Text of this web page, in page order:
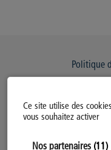
Ce site utilise des
vous souhaitez activer
Nos partenaires (11)
Politique
Politique